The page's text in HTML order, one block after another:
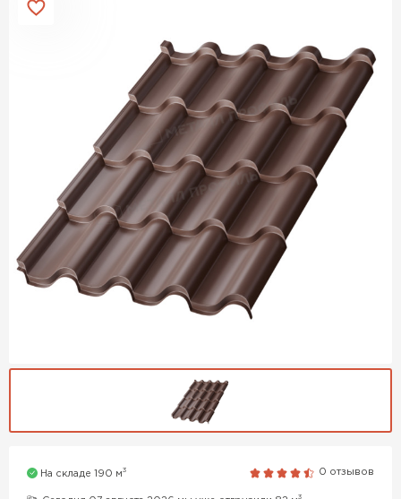
На складе 190 м3 0 отзывов
3